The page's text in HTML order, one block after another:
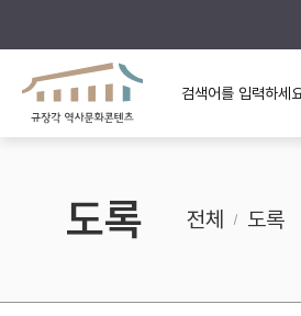
규장각의 어제와 오늘
규장각 소개영상
사료
고대
조선
도록 전체 도록